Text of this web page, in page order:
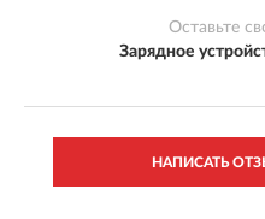
Оставьте
Зарядное
НАПИСАТЬ